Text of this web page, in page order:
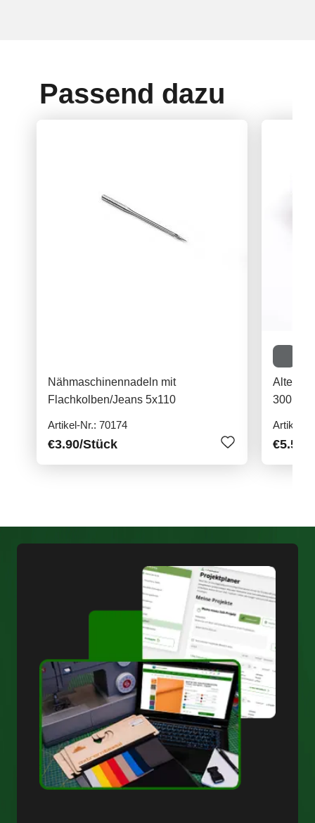
Passend dazu
Nähmaschinennadeln mit
Flachkolben/Jeans 5x110
Artikel-Nr.: 70174
€3.90/Stück
Alterfil
300m
Artikel-
€5.50